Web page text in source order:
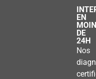
EN
DE
24H
Nos